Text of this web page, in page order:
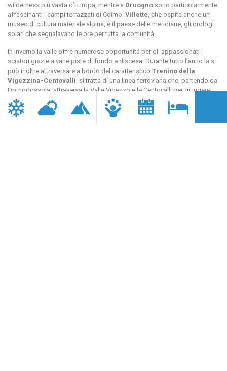
wilderness più vasta d’Europa, mentre a Druogno sono particolarmente
affascinanti i campi terrazzati di Coimo. Villette , che ospita anche un
museo di cultura materiale alpina, è il paese delle meridiane, gli orologi
solari che segnalavano le ore per tutta la comunità.
In inverno la valle offre numerose opportunità per gli appassionati
sciatori grazie a varie piste di fondo e discesa. Durante tutto l’anno la si
può inoltre attraversare a bordo del caratteristico Trenino della
Vigezzina-Centovalli: si tratta di una linea ferroviaria che, partendo da
Domodossola, attraversa la Valle Vigezzo e le Centovalli per giungere
fino a Locarno, in Svizzera. Un viaggio affascinante, a bordo di un treno
panoramico, per ammirare un paesaggio montano capace di essere
suggestivo in ogni stagione.